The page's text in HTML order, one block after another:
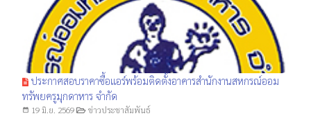
ประกาศสอบราคาซื้อแอร์พร้อมติดตั้งอาคารสำนักงานสหกรณ์ออม
ทรัพยครูมุกดาหาร จำกัด
date_range 19 มิ.ย. 2569 ข่าวประชาสัมพันธ์